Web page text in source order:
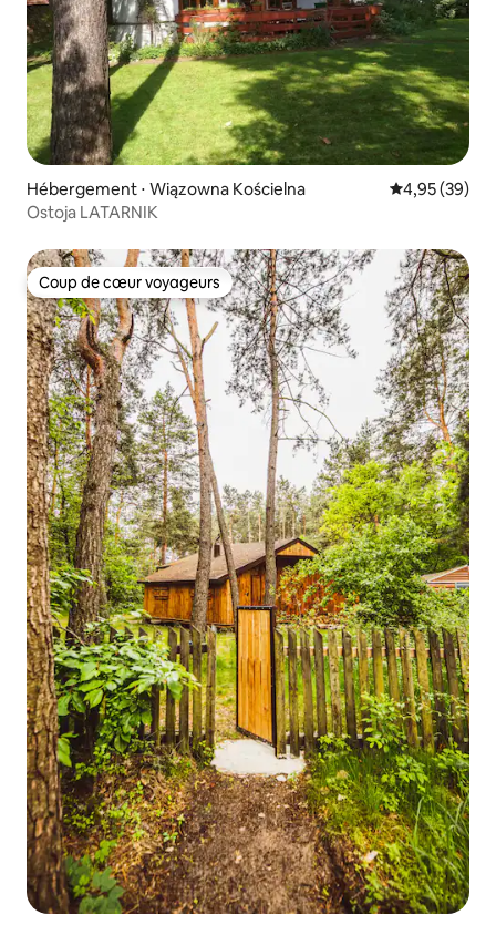
Hébergement ⋅ Wiązowna Kościelna Évaluation
4,95 (39)
Ostoja LATARNIK
Coup de cœur voyageurs
Coup de cœur voyageurs